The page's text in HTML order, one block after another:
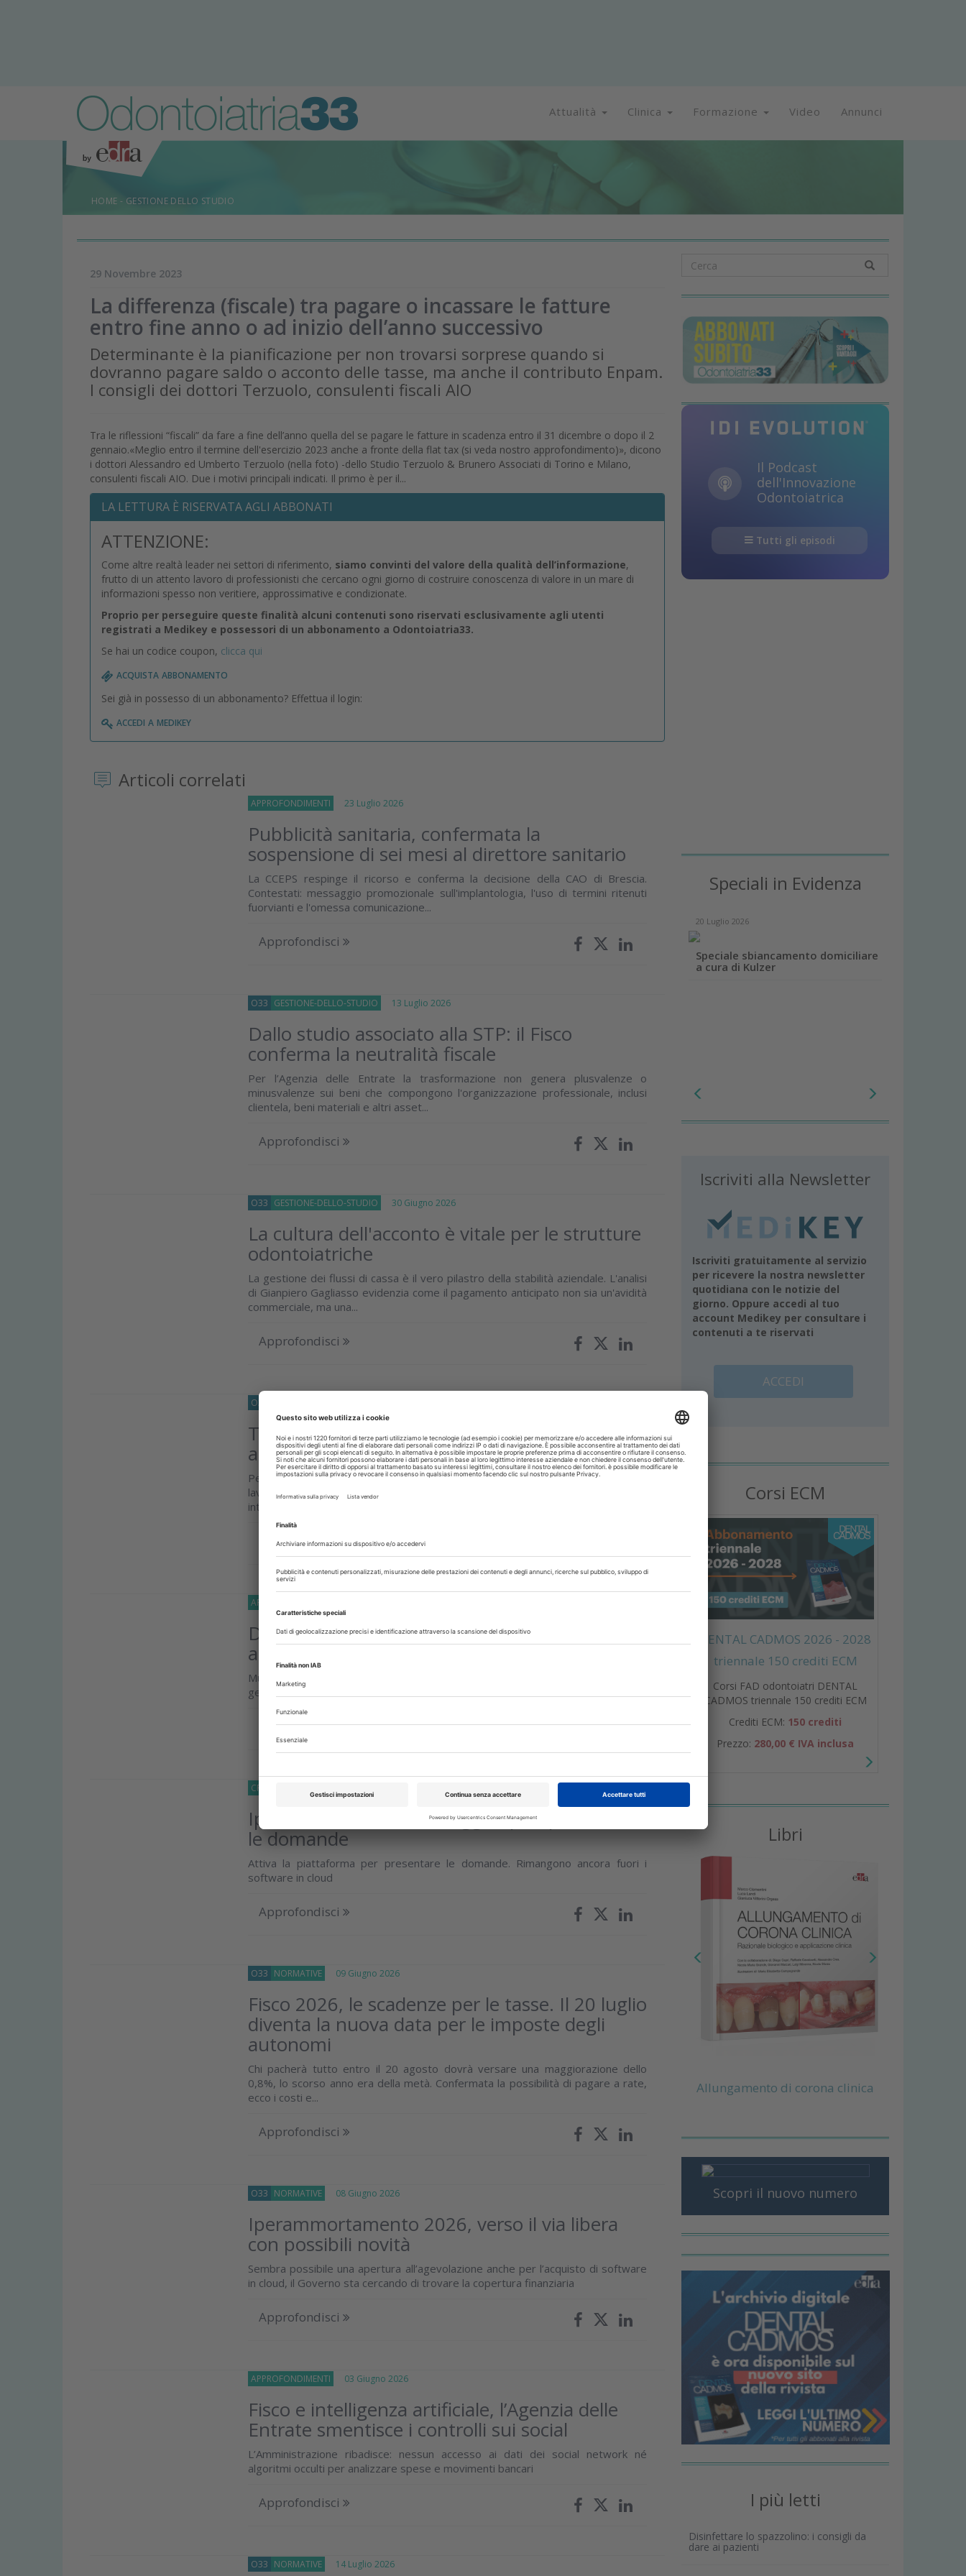
Attualità Clinica Formazione Video Annunci
HOME - GESTIONE DELLO STUDIO
29 Novembre 2023
La differenza (fiscale) tra pagare o incassare le fatture
entro fine anno o ad inizio dell’anno successivo
Determinante è la pianificazione per non trovarsi sorprese quando si
dovranno pagare saldo o acconto delle tasse, ma anche il contributo Enpam.
I consigli dei dottori Terzuolo, consulenti fiscali AIO
Tra le riflessioni “fiscali” da fare a fine dell’anno quella del se pagare le fatture in scadenza entro il 31 dicembre o dopo il 2
gennaio.«Meglio entro il termine dell'esercizio 2023 anche a fronte della flat tax (si veda nostro approfondimento)», dicono
i dottori Alessandro ed Umberto Terzuolo (nella foto) -dello Studio Terzuolo & Brunero Associati di Torino e Milano,
consulenti fiscali AIO. Due i motivi principali indicati. Il primo è per il...
LA LETTURA È RISERVATA AGLI ABBONATI
ATTENZIONE:
Come altre realtà leader nei settori di riferimento, siamo convinti del valore della qualità dell’informazione,
frutto di un attento lavoro di professionisti che cercano ogni giorno di costruire conoscenza di valore in un mare di
informazioni spesso non veritiere, approssimative e condizionate.
Proprio per perseguire queste finalità alcuni contenuti sono riservati esclusivamente agli utenti
registrati a Medikey e possessori di un abbonamento a Odontoiatria33.
Se hai un codice coupon, clicca qui
acquista abbonamento
Sei già in possesso di un abbonamento? Effettua il login:
accedi a medikey
Articoli correlati
APPROFONDIMENTI 23 Luglio 2026
Pubblicità sanitaria, confermata la
sospensione di sei mesi al direttore sanitario
La CCEPS respinge il ricorso e conferma la decisione della CAO di Brescia.
Contestati: messaggio promozionale sull'implantologia, l'uso di termini ritenuti
fuorvianti e l'omessa comunicazione...
Approfondisci
O33 GESTIONE-DELLO-STUDIO 13 Luglio 2026
Dallo studio associato alla STP: il Fisco
conferma la neutralità fiscale
Per l’Agenzia delle Entrate la trasformazione non genera plusvalenze o
minusvalenze sui beni che compongono l'organizzazione professionale, inclusi
clientela, beni materiali e altri asset...
Approfondisci
O33 GESTIONE-DELLO-STUDIO 30 Giugno 2026
La cultura dell'acconto è vitale per le strutture
odontoiatriche
La gestione dei flussi di cassa è il vero pilastro della stabilità aziendale. L'analisi
di Gianpiero Gagliasso evidenzia come il pagamento anticipato non sia un'avidità
commerciale, ma una...
Approfondisci
O33
TFR neo assunti: dal primo luglio finisce in
automatico in un fondo pensione
Per il lavoratore significa poter fin da subito maturare interessi, per il datore di
lavoro non poter più contare su una forma di autofinanziamento. Ecco i lavoratori
interessati...
Approfondisci
APPROFONDIMENTI
Dati sanitari, vulnerabilità digitali, continuità
assistenziale e obblighi normativi
Musella (AIO): la fiducia del paziente odontoiatrico si costruisce anche nella
gestione della privacy
Approfondisci
CRONACA
Iperammortamento da oggi si può presentare
le domande
Attiva la piattaforma per presentare le domande. Rimangono ancora fuori i
software in cloud
Approfondisci
O33 NORMATIVE 09 Giugno 2026
Fisco 2026, le scadenze per le tasse. Il 20 luglio
diventa la nuova data per le imposte degli
autonomi
Chi pacherà tutto entro il 20 agosto dovrà versare una maggiorazione dello
0,8%, lo scorso anno era della metà. Confermata la possibilità di pagare a rate,
ecco i costi e...
Approfondisci
O33 NORMATIVE 08 Giugno 2026
Iperammortamento 2026, verso il via libera
con possibili novità
Sembra possibile una apertura all’agevolazione anche per l’acquisto di software
in cloud, il Governo sta cercando di trovare la copertura finanziaria
Approfondisci
APPROFONDIMENTI 03 Giugno 2026
Fisco e intelligenza artificiale, l’Agenzia delle
Entrate smentisce i controlli sui social
L’Amministrazione ribadisce: nessun accesso ai dati dei social network né
algoritmi occulti per analizzare spese e movimenti bancari
Approfondisci
O33 NORMATIVE 14 Luglio 2026
Il Podcast
dell'Innovazione
Odontoiatrica
Tutti gli episodi
Speciali in Evidenza
20 Luglio 2026
Speciale sbiancamento domiciliare
a cura di Kulzer
Iscriviti alla Newsletter
Iscriviti gratuitamente al servizio
per ricevere la nostra newsletter
quotidiana con le notizie del
giorno. Oppure accedi al tuo
account Medikey per consultare i
contenuti a te riservati
ACCEDI
Corsi ECM
DENTAL CADMOS 2026 - 2028
triennale 150 crediti ECM
Corsi FAD odontoiatri DENTAL
CADMOS triennale 150 crediti ECM
Crediti ECM: 150 crediti
Prezzo: 280,00 € IVA inclusa
Libri
Allungamento di corona clinica
Scopri il nuovo numero
I più letti
Disinfettare lo spazzolino: i consigli da
dare ai pazienti